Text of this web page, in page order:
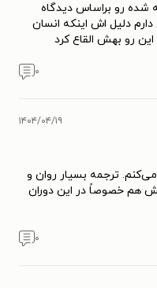
شده رو براساس دیدگاه
دلیل اش اینکه انسان
رو بهش القاع کرد
۰
۱۴۰۴/۰۴/۱۹
ترجمه بسیار روان و
هم خصوصاً در این دوران
۰